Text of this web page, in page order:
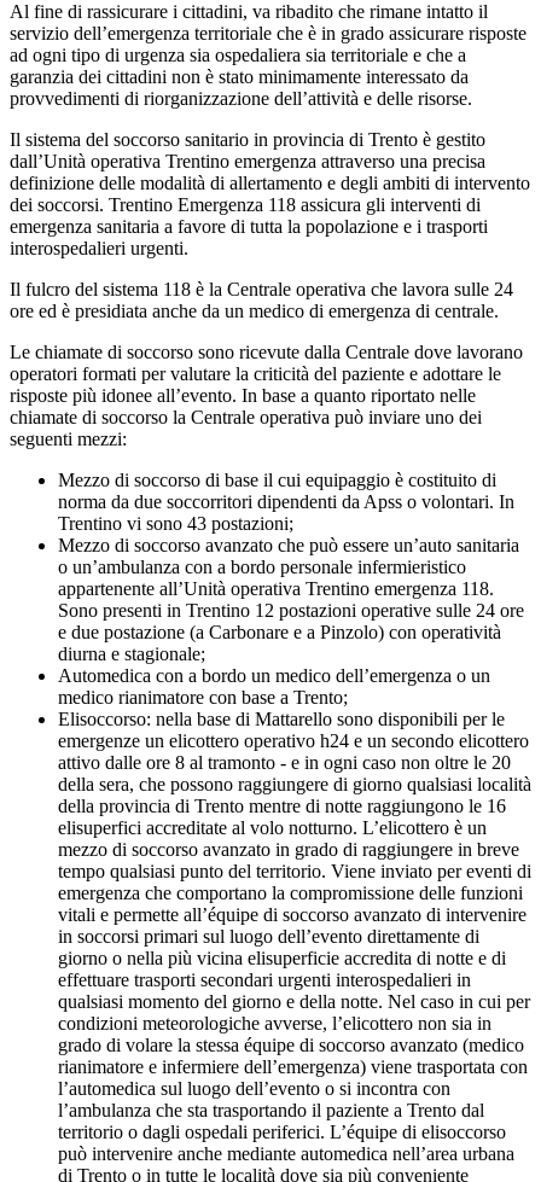
Al fine di rassicurare i cittadini, va ribadito che rimane intatto il
servizio dell’emergenza territoriale che è in grado assicurare risposte
ad ogni tipo di urgenza sia ospedaliera sia territoriale e che a
garanzia dei cittadini non è stato minimamente interessato da
provvedimenti di riorganizzazione dell’attività e delle risorse.
Il sistema del soccorso sanitario in provincia di Trento è gestito
dall’Unità operativa Trentino emergenza attraverso una precisa
definizione delle modalità di allertamento e degli ambiti di intervento
dei soccorsi. Trentino Emergenza 118 assicura gli interventi di
emergenza sanitaria a favore di tutta la popolazione e i trasporti
interospedalieri urgenti.
Il fulcro del sistema 118 è la Centrale operativa che lavora sulle 24
ore ed è presidiata anche da un medico di emergenza di centrale.
Le chiamate di soccorso sono ricevute dalla Centrale dove lavorano
operatori formati per valutare la criticità del paziente e adottare le
risposte più idonee all’evento. In base a quanto riportato nelle
chiamate di soccorso la Centrale operativa può inviare uno dei
seguenti mezzi:
Mezzo di soccorso di base il cui equipaggio è costituito di
norma da due soccorritori dipendenti da Apss o volontari. In
Trentino vi sono 43 postazioni;
Mezzo di soccorso avanzato che può essere un’auto sanitaria
o un’ambulanza con a bordo personale infermieristico
appartenente all’Unità operativa Trentino emergenza 118.
Sono presenti in Trentino 12 postazioni operative sulle 24 ore
e due postazione (a Carbonare e a Pinzolo) con operatività
diurna e stagionale;
Automedica con a bordo un medico dell’emergenza o un
medico rianimatore con base a Trento;
Elisoccorso: nella base di Mattarello sono disponibili per le
emergenze un elicottero operativo h24 e un secondo elicottero
attivo dalle ore 8 al tramonto - e in ogni caso non oltre le 20
della sera, che possono raggiungere di giorno qualsiasi località
della provincia di Trento mentre di notte raggiungono le 16
elisuperfici accreditate al volo notturno. L’elicottero è un
mezzo di soccorso avanzato in grado di raggiungere in breve
tempo qualsiasi punto del territorio. Viene inviato per eventi di
emergenza che comportano la compromissione delle funzioni
vitali e permette all’équipe di soccorso avanzato di intervenire
in soccorsi primari sul luogo dell’evento direttamente di
giorno o nella più vicina elisuperficie accredita di notte e di
effettuare trasporti secondari urgenti interospedalieri in
qualsiasi momento del giorno e della notte. Nel caso in cui per
condizioni meteorologiche avverse, l’elicottero non sia in
grado di volare la stessa équipe di soccorso avanzato (medico
rianimatore e infermiere dell’emergenza) viene trasportata con
l’automedica sul luogo dell’evento o si incontra con
l’ambulanza che sta trasportando il paziente a Trento dal
territorio o dagli ospedali periferici. L’équipe di elisoccorso
può intervenire anche mediante automedica nell’area urbana
di Trento o in tutte le località dove sia più conveniente